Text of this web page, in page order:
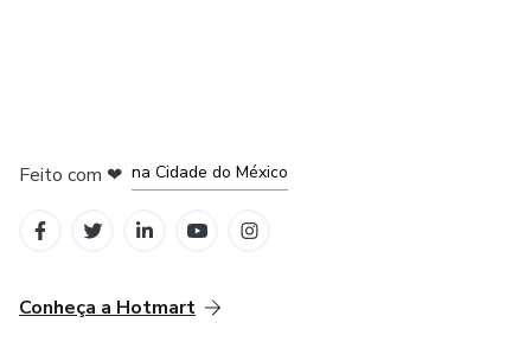
Feito com ❤ na Cidade do México
Conheça a Hotmart